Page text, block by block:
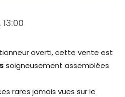
averti, cette vente est
soigneusement assemblées
rares jamais vues sur le